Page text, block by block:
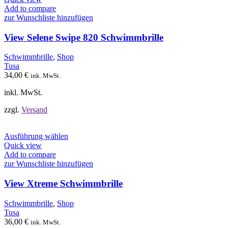
mehrere
auf.
Die
Optionen
können
Add to compare
zur Wunschliste hinzufügen
View Selene Swipe 820 Schwimmbrille
Schwimmbrille, Shop
Tusa
34,00 € ink. MwSt.
inkl. MwSt.
zzgl. Versand
Ausführung wählen
mehrere
auf.
Optionen
können
Quick view
Add to compare
zur Wunschliste hinzufügen
View Xtreme Schwimmbrille
Schwimmbrille, Shop
Tusa
36,00 € ink. MwSt.